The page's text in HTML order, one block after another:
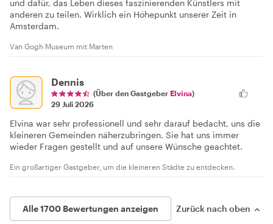
und dafür, das Leben dieses faszinierenden Künstlers mit
anderen zu teilen. Wirklich ein Höhepunkt unserer Zeit in
Amsterdam.
Van Gogh Museum mit Marten
Dennis
(Über den Gastgeber Elvina)
29 Juli 2026
Elvina war sehr professionell und sehr darauf bedacht, uns die
kleineren Gemeinden näherzubringen. Sie hat uns immer
wieder Fragen gestellt und auf unsere Wünsche geachtet.
Ein großartiger Gastgeber, um die kleineren Städte zu entdecken.
Alle 1700 Bewertungen anzeigen Zurück nach oben